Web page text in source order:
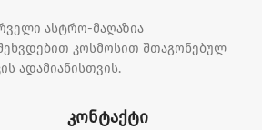
ასტრო-მაღაზია
კოსმოსით შთაგონებულ
ადამიანისთვის.
კონტაქტი